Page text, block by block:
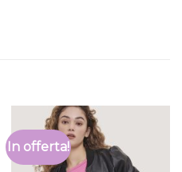
In offerta!